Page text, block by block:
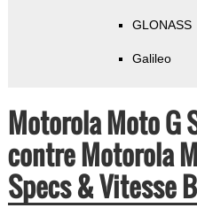
GLONASS
Galileo
Motorola Moto G
contre Motorola
Specs & Vitesse